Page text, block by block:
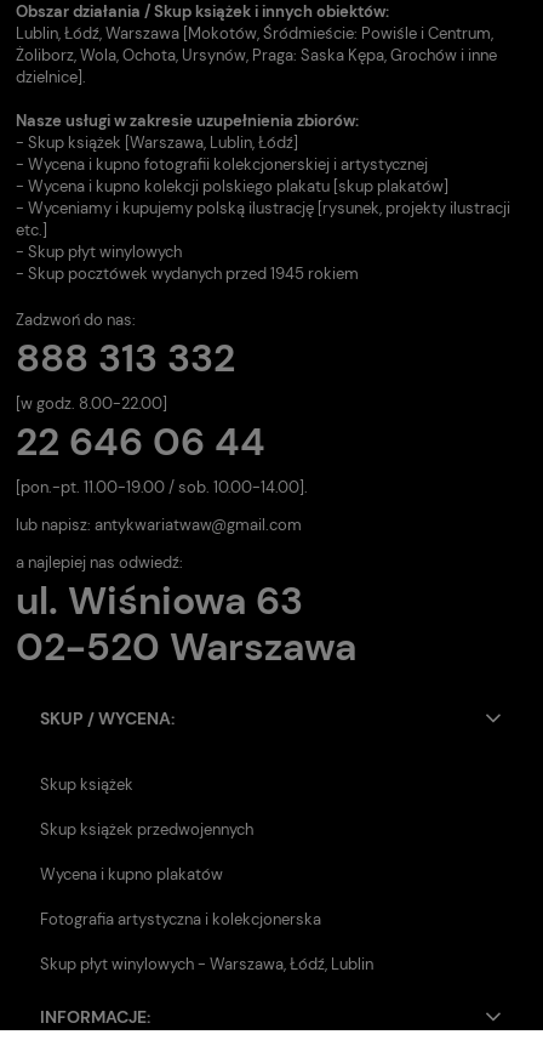
Obszar działania / Skup książek i innych obiektów:
Lublin, Łódź, Warszawa [Mokotów, Śródmieście: Powiśle i Centrum,
Żoliborz, Wola, Ochota, Ursynów, Praga: Saska Kępa, Grochów i inne
dzielnice].
Nasze usługi w zakresie uzupełnienia zbiorów:
- Skup książek [Warszawa, Lublin, Łódź]
- Wycena i kupno fotografii kolekcjonerskiej i artystycznej
- Wycena i kupno kolekcji polskiego plakatu [skup plakatów]
- Wyceniamy i kupujemy polską ilustrację [rysunek, projekty ilustracji
etc.]
- Skup płyt winylowych
- Skup pocztówek wydanych przed 1945 rokiem
Zadzwoń do nas:
888 313 332
[w godz. 8.00-22.00]
22 646 06 44
[pon.-pt. 11.00-19.00 / sob. 10.00-14.00].
lub napisz: antykwariatwaw@gmail.com
a najlepiej nas odwiedź:
ul. Wiśniowa 63
02-520 Warszawa
SKUP / WYCENA:
Skup książek
Skup książek przedwojennych
Wycena i kupno plakatów
Fotografia artystyczna i kolekcjonerska
Skup płyt winylowych - Warszawa, Łódź, Lublin
INFORMACJE: